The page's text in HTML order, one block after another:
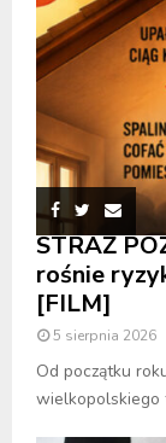
STRAŻ
rośnie
[FILM]
5 sierpnia 2026
Od początku
wielkopolskiego